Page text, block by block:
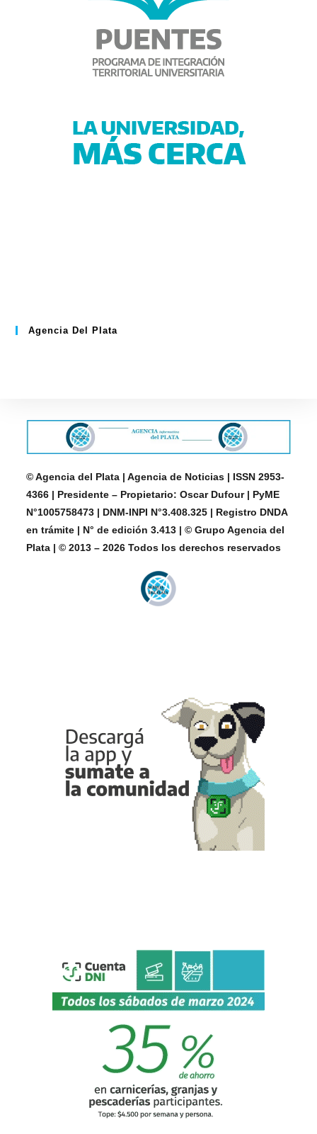
Agencia Del Plata
© Agencia del Plata | Agencia de Noticias | ISSN 2953-
4366 | Presidente – Propietario: Oscar Dufour | PyME
N°1005758473 | DNM-INPI N°3.408.325 | Registro DNDA
en trámite | N° de edición 3.413 | © Grupo Agencia del
Plata | © 2013 – 2026 Todos los derechos reservados